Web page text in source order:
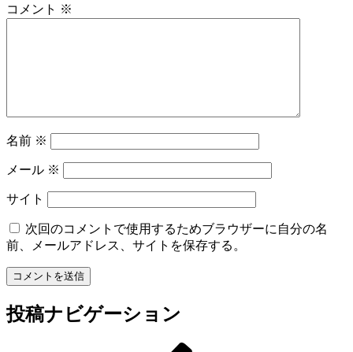
コメント ※
名前 ※
メール ※
サイト
次回のコメントで使用するためブラウザーに自分の名
前、メールアドレス、サイトを保存する。
投稿ナビゲーション